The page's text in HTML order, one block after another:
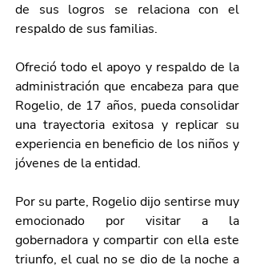
de sus logros se relaciona con el
respaldo de sus familias.
Ofreció todo el apoyo y respaldo de la
administración que encabeza para que
Rogelio, de 17 años, pueda consolidar
una trayectoria exitosa y replicar su
experiencia en beneficio de los niños y
jóvenes de la entidad.
Por su parte, Rogelio dijo sentirse muy
emocionado por visitar a la
gobernadora y compartir con ella este
triunfo, el cual no se dio de la noche a